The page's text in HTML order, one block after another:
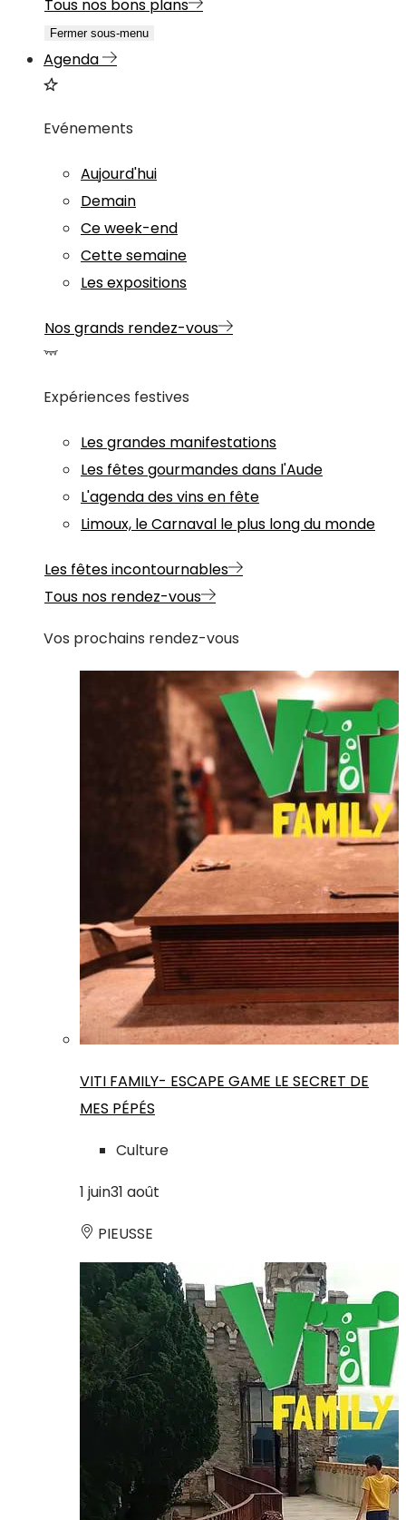
Tous nos bons plans
Fermer sous-menu
Agenda
Evénements
Aujourd'hui
Demain
Ce week-end
Cette semaine
Les expositions
Nos grands rendez-vous
Expériences festives
Les grandes manifestations
Les fêtes gourmandes dans l'Aude
L'agenda des vins en fête
Limoux, le Carnaval le plus long du monde
Les fêtes incontournables
Tous nos rendez-vous
Vos prochains rendez-vous
VITI FAMILY- ESCAPE GAME LE SECRET DE
MES PÉPÉS
Culture
1 juin31 août
PIEUSSE